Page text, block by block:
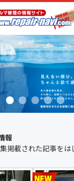
報
掲載された記事をは